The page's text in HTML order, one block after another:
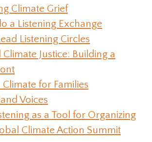
Climate Grief
a Listening Exchange
Listening Circles
Climate Justice: Building a
Climate for Families
Voices
as a Tool for Organizing
Climate Action Summit